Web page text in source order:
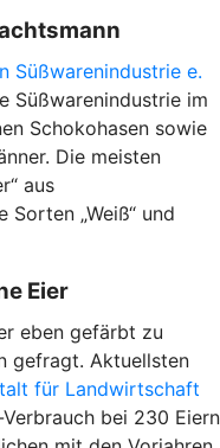
Süßwarenindustrie e.
Süßwarenindustrie im
Schokohasen sowie
Die meisten
aus
„Weiß“ und
Eier
eben gefärbt zu
gefragt. Aktuellsten
für Landwirtschaft
bei 230 Eiern